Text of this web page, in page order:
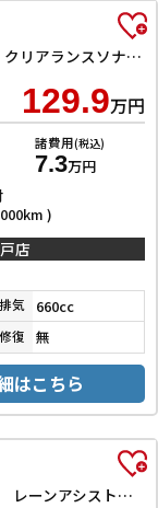
オリジナル ETC バックカメラ ナビ TV クリアランスソナー オートクルーズコントロール レーンアシスト 衝突被害軽減システム オートライト アイドリングストップ 電動格納ミラー CVT ESC USB
129.9万円
諸費用(税込)
7.3万円
)
店
排気 660cc
修復 無
はこちら
Z ドライブレコーダー クリアランスソナー レーンアシスト オートクルーズコントロール パークアシスト 衝突被害軽減システム 全周囲カメラ ナビ TV アルミホイール オートマチックハイビーム